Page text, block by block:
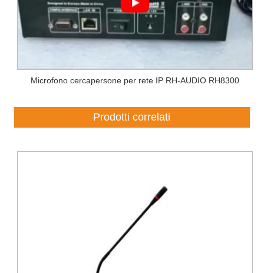
Microfono cercapersone per rete IP RH-AUDIO RH8300
Prodotti correlati